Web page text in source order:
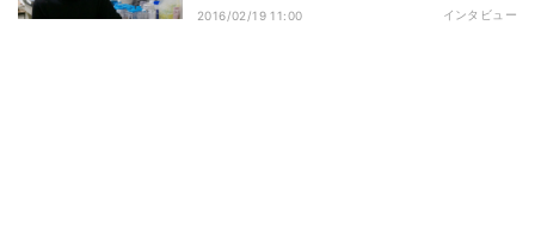
2016/02/19 11:00 インタビュー